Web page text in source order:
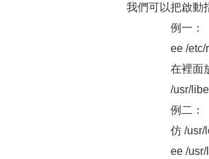
我們可以把啟動
例一：
ee /etc/
在裡面放
/usr/
例二：
仿 /usr/
ee /usr/